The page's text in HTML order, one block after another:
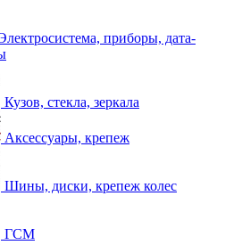
приборы, дата-
Кузов, стекла, зеркала
Аксессуары, крепеж
Шины, диски, крепеж колес
ГСМ